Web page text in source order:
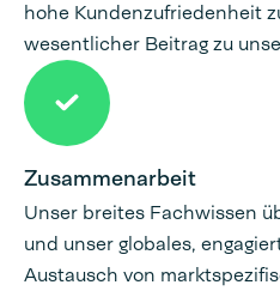
hohe Kundenzufriedenheit
wesentlicher Beitrag zu
Zusammenarbeit
Unser breites Fachwissen
und unser globales,
Austausch von